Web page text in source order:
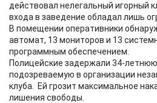
действовал нелегальный игорный
входа в заведение обладал лишь
В помещении оперативники
автомат, 13 мониторов и 13
программным обеспечением.
Полицейские задержали 34-летнюю
подозреваемую в организации
клуба. Ей грозит максимальное
лишения свободы.